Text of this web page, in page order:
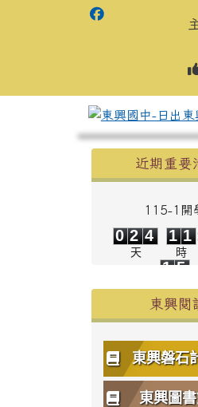
左邊區域
近期重要
115-1開
0 2
4
4
天
1
1
1
1
時
1
1
5
5
東興閱
東興磐石
東興圖